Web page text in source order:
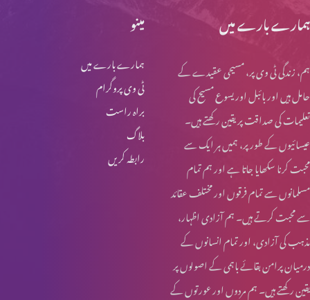
مینو
ہمارے بارے میں
ٹی وی پروگرام
براہ راست
بلاگ
رابطہ کریں
ہمارے بارے میں
ہم، زندگی ٹی وی پر، مسیحی عقیدے کے
حامل ہیں اور بائبل اور یسوع مسیح کی
تعلیمات کی صداقت پر یقین رکھتے ہیں۔
عیسائیوں کے طور پر، ہمیں ہر ایک سے
محبت کرنا سکھایا جاتا ہے اور ہم تمام
مسلمانوں سے تمام فرقوں اور مختلف عقائد
سے محبت کرتے ہیں۔ ہم آزادی اظہار،
مذہب کی آزادی، اور تمام انسانوں کے
درمیان پرامن بقائے باہمی کے اصولوں پر
یقین رکھتے ہیں۔ ہم مردوں اور عورتوں کے